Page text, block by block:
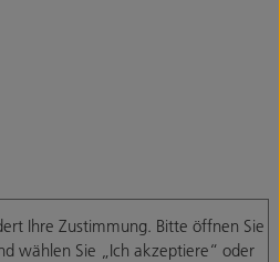
Ihre Zustimmung. Bitte öffnen Sie
wählen Sie „Ich akzeptiere“ oder